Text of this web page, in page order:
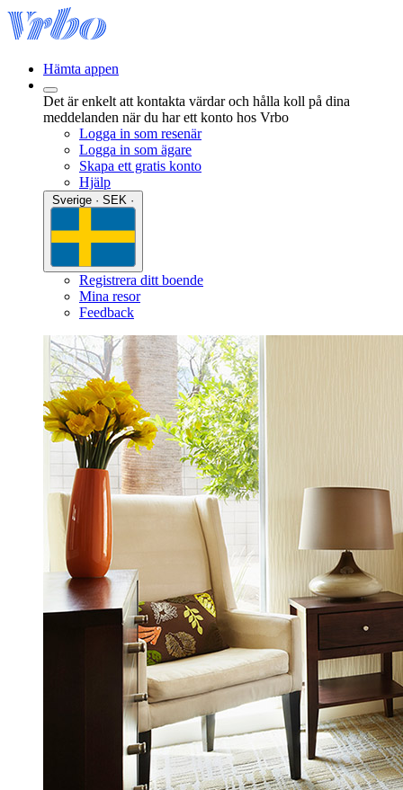
Hämta appen
Det är enkelt att kontakta värdar och hålla koll på dina
meddelanden när du har ett konto hos Vrbo
Logga in som resenär
Logga in som ägare
Skapa ett gratis konto
Hjälp
Registrera ditt boende
Mina resor
Feedback